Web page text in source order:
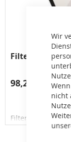
Wir
nicht
Filterkorb 100
98,24 €
Filterkorb für den